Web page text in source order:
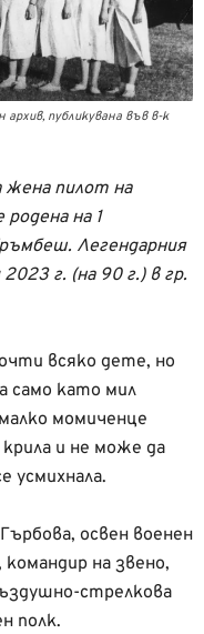
архив, публикувана във в-к
жена пилот на
на 1
Легендарния
г. (на 90 г.) в гр.
всяко дете, но
само като мил
момиченце
и не може да
усмихнала.
освен военен
на звено,
стрелкова
полк.